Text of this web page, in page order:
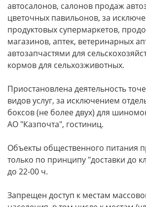
автосалонов, салонов продаж
цветочных павильонов, за
продуктовых супермаркетов,
магазинов, аптек, ветеринарных
автозапчастями для
кормов для сельхозживотных.
Приостановлена деятельность
видов услуг, за исключением
боксов (не более двух) для
АО "Казпочта", гостиниц.
Объекты общественного питания
только по принципу "доставки до
до 22-00 ч.
Запрещен доступ к местам